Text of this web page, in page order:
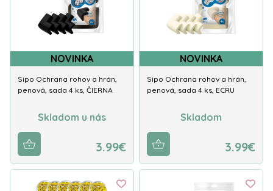
NOVINKA
Sipo Ochrana rohov a hrán,
penová, sada 4 ks, ČIERNA
Skladom u nás
3.99€
NOVINKA
Sipo Ochrana rohov a hrán,
penová, sada 4 ks, ECRU
Skladom
3.99€